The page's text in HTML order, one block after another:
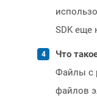
SDK еще
Что
Файлы с
файлов